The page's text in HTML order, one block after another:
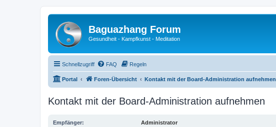
Baguazhang Forum
Gesundheit - Kampfkunst - Meditation
Schnellzugriff FAQ Regeln
Portal Foren-Übersicht Kontakt mit der Board-Administration aufnehmen
Kontakt mit der Board-Administration aufnehmen
Empfänger: Administrator